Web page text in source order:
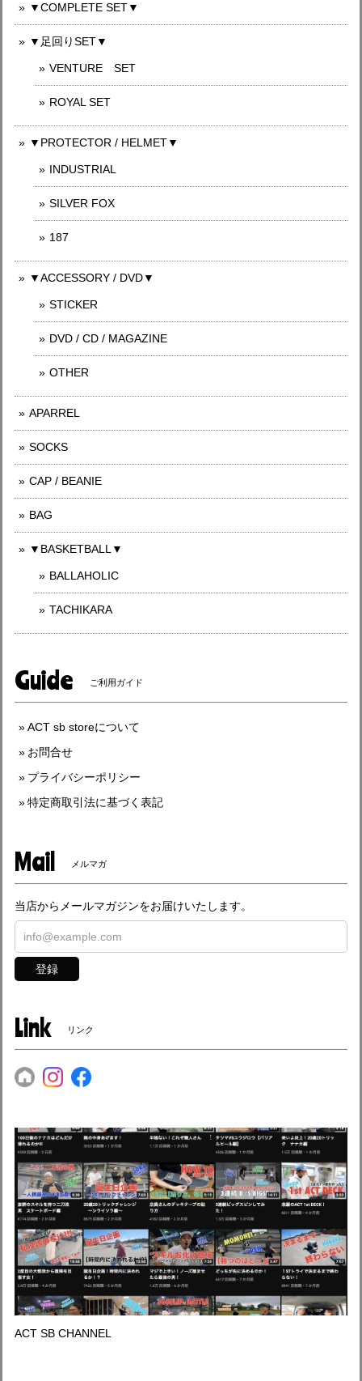
▼COMPLETE SET▼
▼足回りSET▼
VENTURE SET
ROYAL SET
▼PROTECTOR / HELMET▼
INDUSTRIAL
SILVER FOX
187
▼ACCESSORY / DVD▼
STICKER
DVD / CD / MAGAZINE
OTHER
APARREL
SOCKS
CAP / BEANIE
BAG
▼BASKETBALL▼
BALLAHOLIC
TACHIKARA
Guide ご利用ガイド
ACT sb storeについて
お問合せ
プライバシーポリシー
特定商取引法に基づく表記
Mail メルマガ
当店からメールマガジンをお届けいたします。
登録
Link リンク
ACT SB CHANNEL